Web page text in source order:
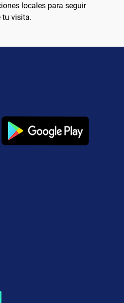
locales para seguir
tu visita.